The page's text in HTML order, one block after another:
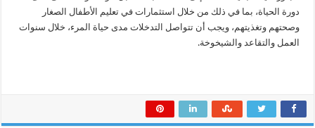
دورة الحياة، بما في ذلك من خلال استثمارات في تعليم الأطفال الصغار
وصحتهم وتغذيتهم، ويجب أن تتواصل التدخلات مدى حياة المرء، خلال سنوات
العمل والتقاعد والشيخوخة.